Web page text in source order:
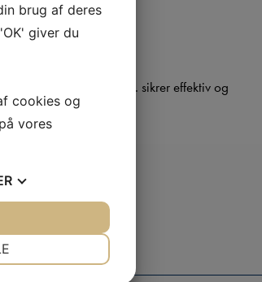
omfatter følgende
A/S
produkter, der bl.a. sikrer effektiv og
systemer.
www.gatehouse.dk
brug af deres
giver du
cookies og
vores